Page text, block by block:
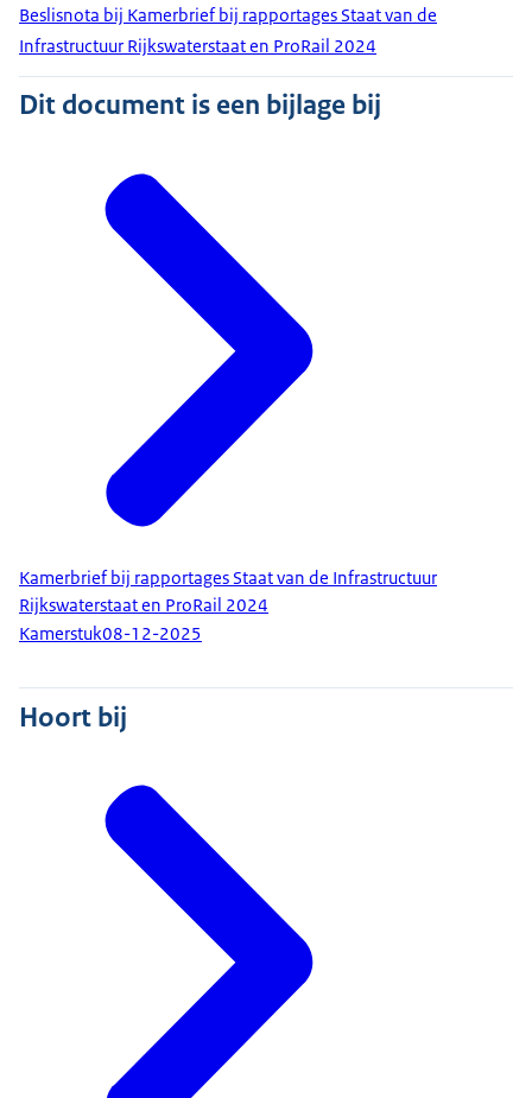
Beslisnota bij Kamerbrief bij rapportages Staat van de
Infrastructuur Rijkswaterstaat en ProRail 2024
Dit document is een bijlage bij
Kamerbrief bij rapportages Staat van de Infrastructuur
Rijkswaterstaat en ProRail 2024
Kamerstuk08-12-2025
Hoort bij